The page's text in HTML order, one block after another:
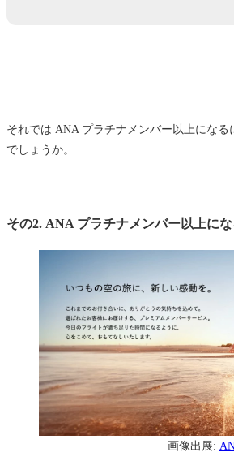
それでは ANA プラチナメンバー以上にな
でしょうか。
その2. ANA プラチナメンバー以上にな
画像出展: